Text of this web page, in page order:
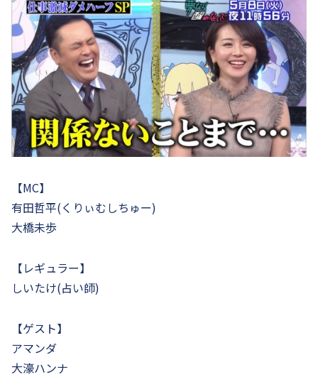
【MC】
有田哲平(くりぃむしちゅー)
大橋未歩
【レギュラー】
しいたけ(占い師)
【ゲスト】
アマンダ
大濠ハンナ